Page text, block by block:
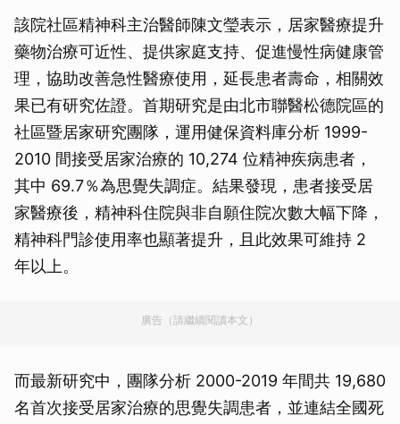
該院社區精神科主治醫師陳文瑩表示，居家醫療提升
藥物治療可近性、提供家庭支持、促進慢性病健康管
理，協助改善急性醫療使用，延長患者壽命，相關效
果已有研究佐證。首期研究是由北市聯醫松德院區的
社區暨居家研究團隊，運用健保資料庫分析 1999-
2010 間接受居家治療的 10,274 位精神疾病患者，
其中 69.7％為思覺失調症。結果發現，患者接受居
家醫療後，精神科住院與非自願住院次數大幅下降，
精神科門診使用率也顯著提升，且此效果可維持 2
年以上。
廣告（請繼續閱讀本文）
而最新研究中，團隊分析 2000-2019 年間共 19,680
名首次接受居家治療的思覺失調患者，並連結全國死